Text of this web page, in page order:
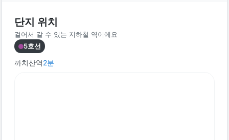
단지 위치
걸어서 갈 수 있는 지하철 역이에요
5호선
까치산역2분